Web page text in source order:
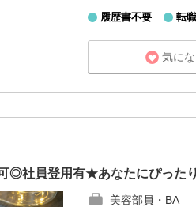
履歴書不要 転
気に
◎社員登用有★あなたにぴった
美容部員・BA